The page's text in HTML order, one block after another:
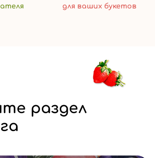
для ваших букетов
раздел